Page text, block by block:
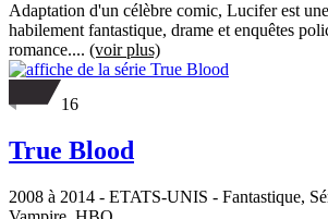
Adaptation d'un célèbre comic, Lucifer est
habilement fantastique, drame et enquêtes
romance.... (voir plus)
16
True Blood
2008 à 2014 - ETATS-UNIS - Fantastique,